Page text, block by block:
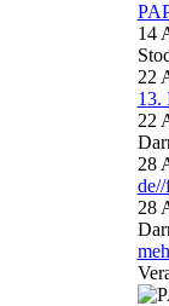
14
22
13.
22
28
28